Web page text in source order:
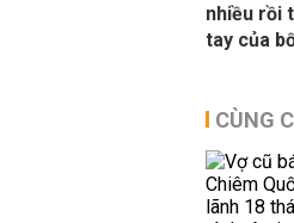
nhiều rồi
tay của
CÙNG